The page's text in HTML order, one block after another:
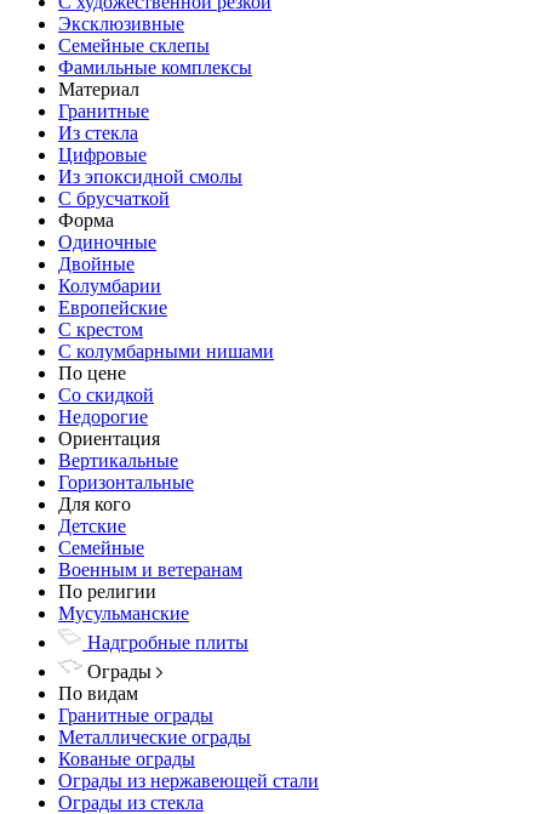
Эксклюзивные
Семейные склепы
Фамильные комплексы
Материал
Гранитные
Из стекла
Цифровые
Из эпоксидной смолы
С брусчаткой
Форма
Одиночные
Двойные
Колумбарии
Европейские
С крестом
С колумбарными нишами
По цене
Со скидкой
Недорогие
Ориентация
Вертикальные
Горизонтальные
Для кого
Детские
Семейные
Военным и ветеранам
По религии
Мусульманские
Надгробные плиты
Ограды
По видам
Гранитные ограды
Металлические ограды
Кованые ограды
Ограды из нержавеющей стали
Ограды из стекла